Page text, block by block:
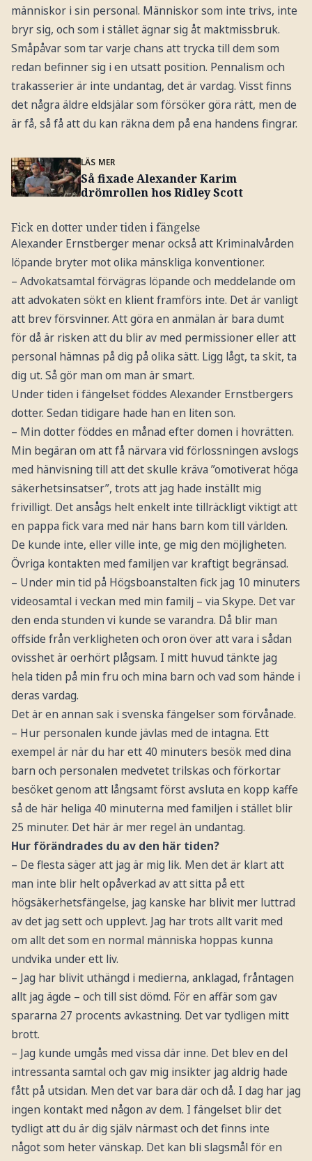
människor i sin personal. Människor som inte trivs, inte
bryr sig, och som i stället ägnar sig åt maktmissbruk.
Småpåvar som tar varje chans att trycka till dem som
redan befinner sig i en utsatt position. Pennalism och
trakasserier är inte undantag, det är vardag. Visst finns
det några äldre eldsjälar som försöker göra rätt, men de
är få, så få att du kan räkna dem på ena handens fingrar.
LÄS MER
Så fixade Alexander Karim
drömrollen hos Ridley Scott
Fick en dotter under tiden i fängelse
Alexander Ernstberger menar också att Kriminalvården
löpande bryter mot olika mänskliga konventioner.
– Advokatsamtal förvägras löpande och meddelande om
att advokaten sökt en klient framförs inte. Det är vanligt
att brev försvinner. Att göra en anmälan är bara dumt
för då är risken att du blir av med permissioner eller att
personal hämnas på dig på olika sätt. Ligg lågt, ta skit, ta
dig ut. Så gör man om man är smart.
Under tiden i fängelset föddes Alexander Ernstbergers
dotter. Sedan tidigare hade han en liten son.
– Min dotter föddes en månad efter domen i hovrätten.
Min begäran om att få närvara vid förlossningen avslogs
med hänvisning till att det skulle kräva ”omotiverat höga
säkerhetsinsatser”, trots att jag hade inställt mig
frivilligt. Det ansågs helt enkelt inte tillräckligt viktigt att
en pappa fick vara med när hans barn kom till världen.
De kunde inte, eller ville inte, ge mig den möjligheten.
Övriga kontakten med familjen var kraftigt begränsad.
– Under min tid på Högsboanstalten fick jag 10 minuters
videosamtal i veckan med min familj – via Skype. Det var
den enda stunden vi kunde se varandra. Då blir man
offside från verkligheten och oron över att vara i sådan
ovisshet är oerhört plågsam. I mitt huvud tänkte jag
hela tiden på min fru och mina barn och vad som hände i
deras vardag.
Det är en annan sak i svenska fängelser som förvånade.
– Hur personalen kunde jävlas med de intagna. Ett
exempel är när du har ett 40 minuters besök med dina
barn och personalen medvetet trilskas och förkortar
besöket genom att långsamt först avsluta en kopp kaffe
så de här heliga 40 minuterna med familjen i stället blir
25 minuter. Det här är mer regel än undantag.
Hur förändrades du av den här tiden?
– De flesta säger att jag är mig lik. Men det är klart att
man inte blir helt opåverkad av att sitta på ett
högsäkerhetsfängelse, jag kanske har blivit mer luttrad
av det jag sett och upplevt. Jag har trots allt varit med
om allt det som en normal människa hoppas kunna
undvika under ett liv.
– Jag har blivit uthängd i medierna, anklagad, fråntagen
allt jag ägde – och till sist dömd. För en affär som gav
spararna 27 procents avkastning. Det var tydligen mitt
brott.
– Jag kunde umgås med vissa där inne. Det blev en del
intressanta samtal och gav mig insikter jag aldrig hade
fått på utsidan. Men det var bara där och då. I dag har jag
ingen kontakt med någon av dem. I fängelset blir det
tydligt att du är dig själv närmast och det finns inte
något som heter vänskap. Det kan bli slagsmål för en